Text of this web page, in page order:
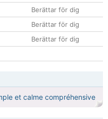
Berättar för dig
Berättar för dig
Berättar för dig
et calme compréhensive